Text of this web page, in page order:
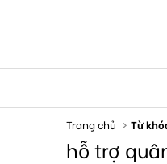
Trang chủ Từ
hỗ trợ